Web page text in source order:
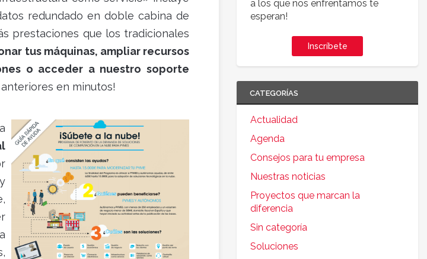
redundado en doble cabina de
prestaciones que los tradicionales
tus máquinas, ampliar recursos
o acceder a nuestro soporte
en minutos!
a los que nos enfrentamos te
esperan!
Inscríbete
CATEGORÍAS
Actualidad
Agenda
Consejos para tu empresa
Nuestras noticias
Proyectos que marcan la
diferencia
Sin categoría
Soluciones